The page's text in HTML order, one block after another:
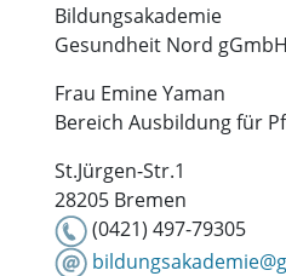
Bildungsakademie
Gesundheit Nord gGmbH
Frau Emine Yaman
Bereich Ausbildung für
St.Jürgen-Str.1
28205 Bremen
(0421) 497-79305